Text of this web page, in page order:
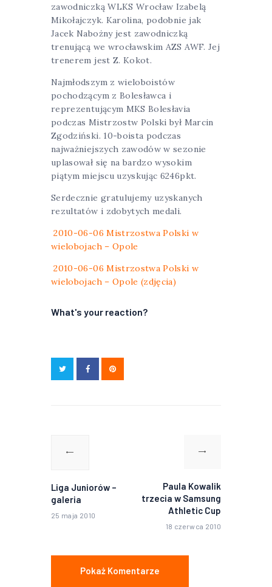
zawodniczką WLKS Wrocław Izabelą
Mikołajczyk. Karolina, podobnie jak
Jacek Nabożny jest zawodniczką
trenującą we wrocławskim AZS AWF. Jej
trenerem jest Z. Kokot.
Najmłodszym z wieloboistów
pochodzącym z Bolesławca i
reprezentującym MKS Bolesłavia
podczas Mistrzostw Polski był Marcin
Zgodziński. 10-boista podczas
najważniejszych zawodów w sezonie
uplasował się na bardzo wysokim
piątym miejscu uzyskując 6246pkt.
Serdecznie gratulujemy uzyskanych
rezultatów i zdobytych medali.
2010-06-06 Mistrzostwa Polski w
wielobojach – Opole
2010-06-06 Mistrzostwa Polski w
wielobojach – Opole (zdjęcia)
What's your reaction?
Liga Juniorów –
galeria
25 maja 2010
Paula Kowalik
trzecia w Samsung
Athletic Cup
18 czerwca 2010
Pokaż Komentarze